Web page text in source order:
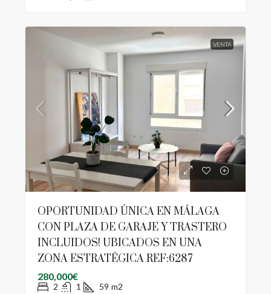
VENTA
OPORTUNIDAD ÚNICA EN MÁLAGA
CON PLAZA DE GARAJE Y TRASTERO
INCLUIDOS! UBICADOS EN UNA
ZONA ESTRATÉGICA REF:6287
280,000€
2 1 59 m2